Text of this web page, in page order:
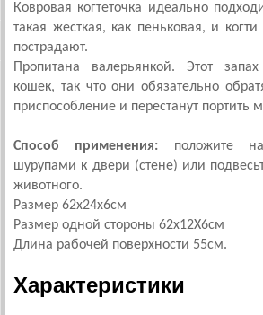
Ковровая когтеточка идеально
такая жесткая, как пеньковая, и
пострадают.
Пропитана валерьянкой. Этот
кошек, так что они обязательно
приспособление и перестанут портить
Способ применения: положите
шурупами к двери (стене) или
животного.
Размер 62х24х6см
Размер одной стороны 62х12Х6см
Длина рабочей поверхности 55см.
Характеристики